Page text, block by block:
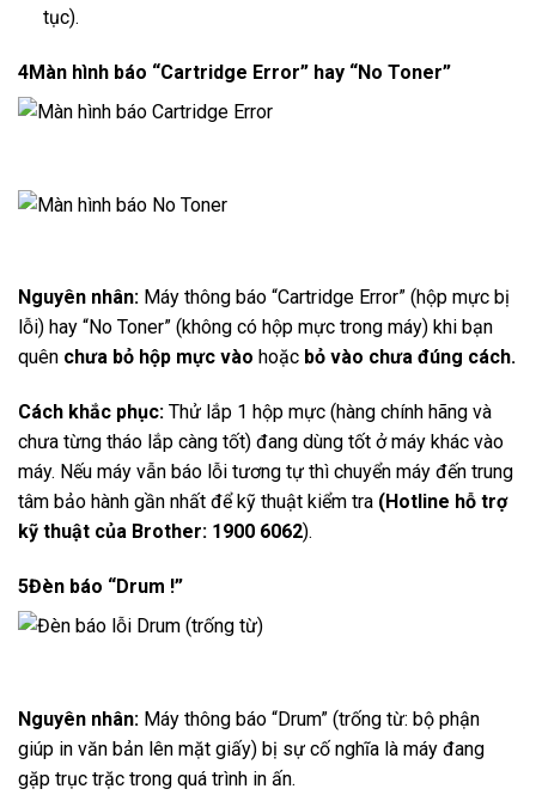
tục).
4Màn hình báo “Cartridge Error” hay “No Toner”
Nguyên nhân: Máy thông báo “Cartridge Error” (hộp mực bị
lỗi) hay “No Toner” (không có hộp mực trong máy) khi bạn
quên chưa bỏ hộp mực vào hoặc bỏ vào chưa đúng cách.
Cách khắc phục: Thử lắp 1 hộp mực (hàng chính hãng và
chưa từng tháo lắp càng tốt) đang dùng tốt ở máy khác vào
máy. Nếu máy vẫn báo lỗi tương tự thì chuyển máy đến trung
tâm bảo hành gần nhất để kỹ thuật kiểm tra (Hotline hỗ trợ
kỹ thuật của Brother: 1900 6062).
5Đèn báo “Drum !”
Nguyên nhân: Máy thông báo “Drum” (trống từ: bộ phận
giúp in văn bản lên mặt giấy) bị sự cố nghĩa là máy đang
gặp trục trặc trong quá trình in ấn.